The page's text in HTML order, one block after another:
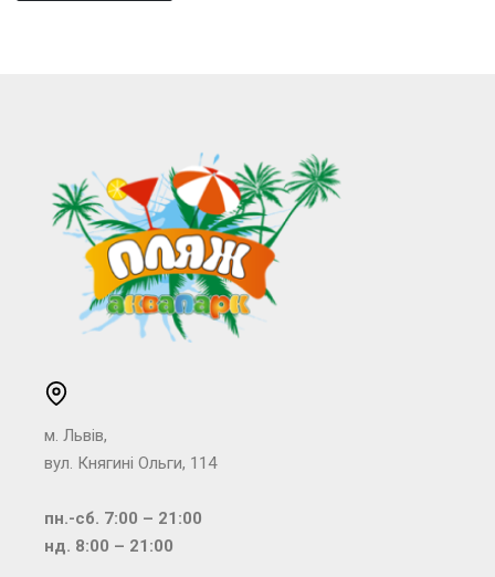
м. Львів,
вул. Княгині Ольги, 114
пн.-сб. 7:00 – 21:00
нд. 8:00 – 21:00